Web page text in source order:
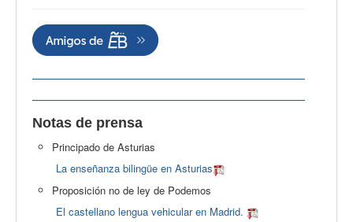
Notas de prensa
Principado de Asturias
La enseñanza bilingüe en Asturias
Proposición no de ley de Podemos
El castellano lengua vehicular en Madrid.